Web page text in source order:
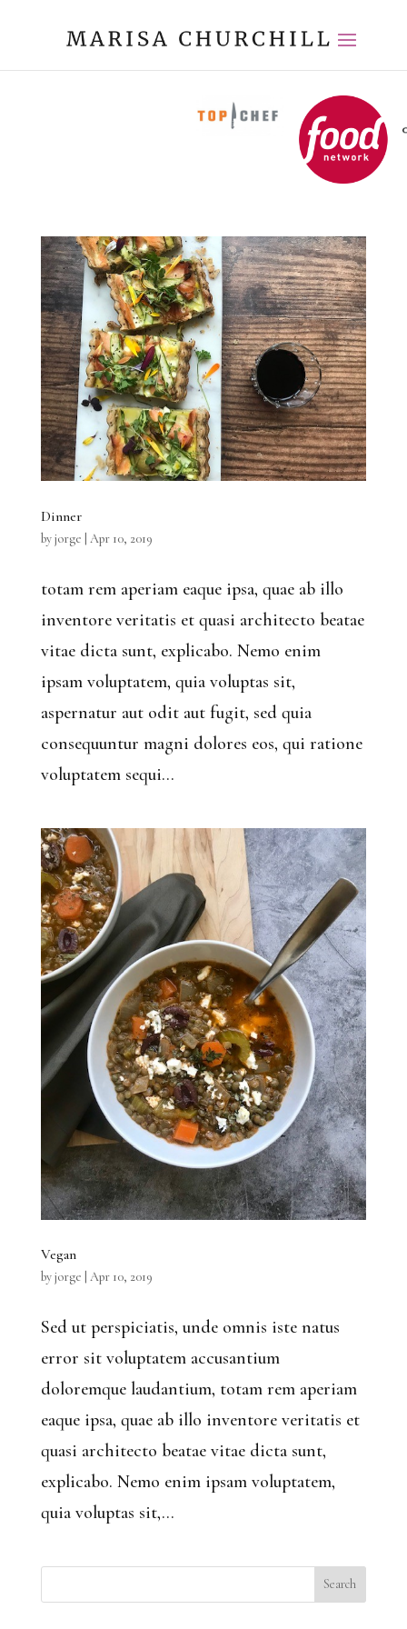
Dinner
byjorge Apr 10, 2019
totam rem aperiam eaque ipsa, quae ab illo
inventore veritatis et quasi architecto beatae
vitae dicta sunt, explicabo. Nemo enim
ipsam voluptatem, quia voluptas sit,
aspernatur aut odit aut fugit, sed quia
consequuntur magni dolores eos, qui ratione
voluptatem sequi...
Vegan
byjorge Apr 10, 2019
Sed ut perspiciatis, unde omnis iste natus
error sit voluptatem accusantium
doloremque laudantium, totam rem aperiam
eaque ipsa, quae ab illo inventore veritatis et
quasi architecto beatae vitae dicta sunt,
explicabo. Nemo enim ipsam voluptatem,
quia voluptas sit,...